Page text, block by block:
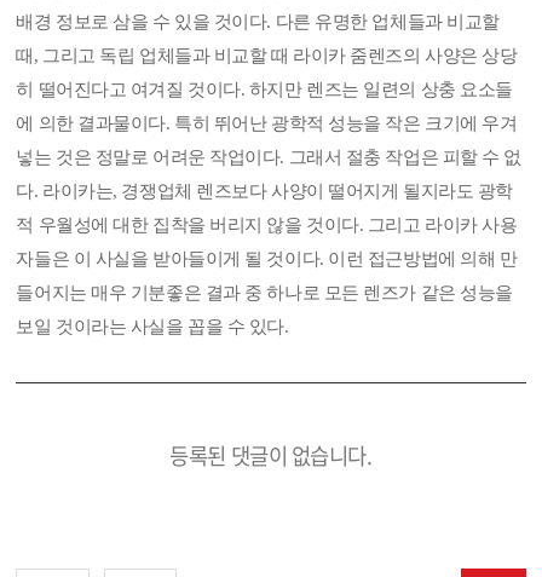
배경 정보로 삼을 수 있을 것이다. 다른 유명한 업체들과 비교할
때, 그리고 독립 업체들과 비교할 때 라이카 줌렌즈의 사양은 상당
히 떨어진다고 여겨질 것이다. 하지만 렌즈는 일련의 상충 요소들
에 의한 결과물이다. 특히 뛰어난 광학적 성능을 작은 크기에 우겨
넣는 것은 정말로 어려운 작업이다. 그래서 절충 작업은 피할 수 없
다. 라이카는, 경쟁업체 렌즈보다 사양이 떨어지게 될지라도 광학
적 우월성에 대한 집착을 버리지 않을 것이다. 그리고 라이카 사용
자들은 이 사실을 받아들이게 될 것이다. 이런 접근방법에 의해 만
들어지는 매우 기분좋은 결과 중 하나로 모든 렌즈가 같은 성능을
보일 것이라는 사실을 꼽을 수 있다.
등록된 댓글이 없습니다.